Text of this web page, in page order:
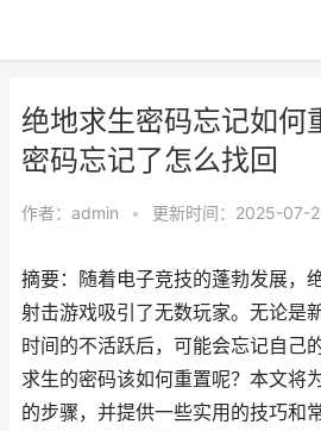
绝地求生密码忘记如何
密码忘记了怎么找回
作者： admin • 更新时间：2025-07-
摘要：随着电子竞技的蓬勃发展，
射击游戏吸引了无数玩家。无论是
时间的不活跃后，可能会忘记自己
求生的密码该如何重置呢？本文将
的步骤，并提供一些实用的技巧和